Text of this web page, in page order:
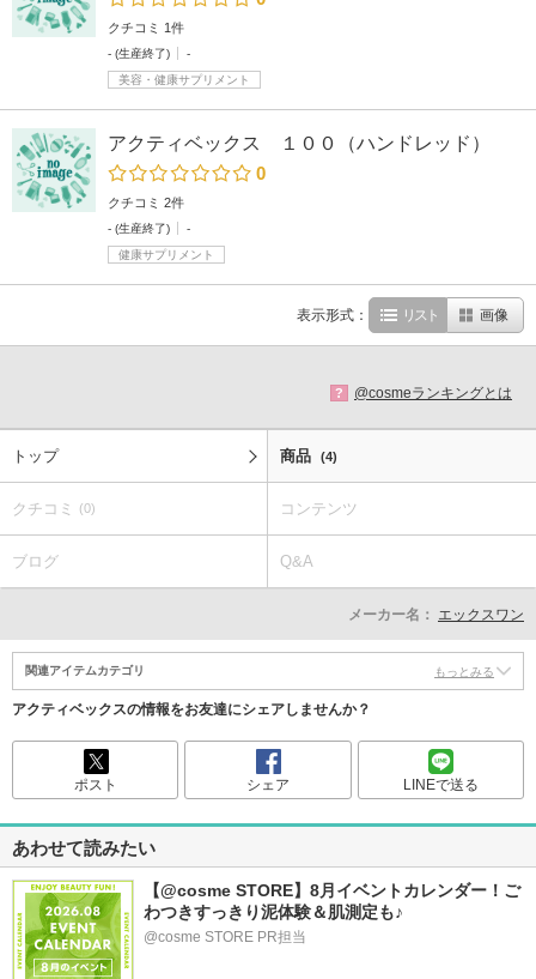
クチコミ 1件
- (生産終了)
-
美容・健康サプリメント
アクティベックス １００（ハンドレッド）
0
クチコミ 2件
- (生産終了)
-
健康サプリメント
表示形式： リスト 画像
? @cosmeランキングとは
トップ 商品 (4)
クチコミ (0) コンテンツ
ブログ Q&A
メーカー名： エックスワン
関連アイテムカテゴリ もっとみる
アクティベックスの情報をお友達にシェアしませんか？
ポスト シェア LINEで送る
あわせて読みたい
【@cosme STORE】8月イベントカレンダー！ご
わつきすっきり泥体験＆肌測定も♪
@cosme STORE PR担当